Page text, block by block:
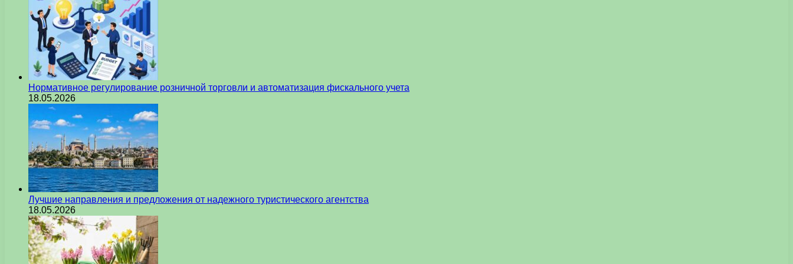
Нормативное регулирование розничной торговли и автоматизация фискального учета
18.05.2026
Лучшие направления и предложения от надежного туристического агентства
18.05.2026